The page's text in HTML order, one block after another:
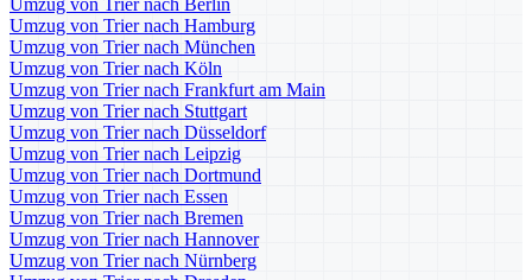
Umzug von Trier nach Berlin
Umzug von Trier nach Hamburg
Umzug von Trier nach München
Umzug von Trier nach Köln
Umzug von Trier nach Frankfurt am Main
Umzug von Trier nach Stuttgart
Umzug von Trier nach Düsseldorf
Umzug von Trier nach Leipzig
Umzug von Trier nach Dortmund
Umzug von Trier nach Essen
Umzug von Trier nach Bremen
Umzug von Trier nach Hannover
Umzug von Trier nach Nürnberg